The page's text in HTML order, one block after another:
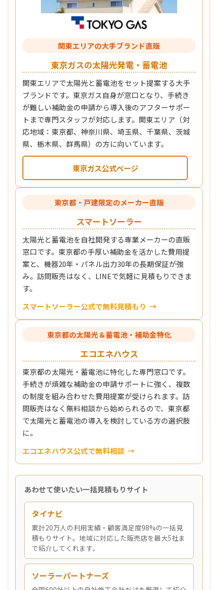
関東エリアの大手ブランド直販
東京ガスの太陽光発電・蓄電池
関東エリアで太陽光と蓄電池をセット提案する大手
ブランドです。東京ガス自身が窓口となり、手続き
が難しい補助金の申請から導入後のアフターサポー
トまで専門スタッフが対応します。関東エリア（対
応地域：東京都、神奈川県、埼玉県、千葉県、茨城
県、栃木県、群馬県）の方に向いています。
東京ガス公式ページ
東京都・戸建限定のメーカー直販
スマートソーラー
太陽光と蓄電池を自社開発する専業メーカーの直販
窓口です。東京都の手厚い補助金を活かした費用提
案と、機器20年・パネル出力30年の長期保証が強
み。訪問販売はなく、LINEで気軽に見積もりできま
す。
スマートソーラー公式で無料見積もり
東京都の太陽光＆蓄電池・補助金特化
エコエネハウス
東京都の太陽光・蓄電池に特化した専門窓口です。
手続きが煩雑な補助金の申請サポートに強く、複数
の制度を組み合わせた費用提案が受けられます。訪
問販売はなく無料相談から始められるので、東京都
で太陽光と蓄電池の導入を検討している方の選択肢
に。
エコエネハウス公式で無料相談
あわせて使いたい一括見積もりサイト
タイナビ
累計20万人の利用実績・顧客満足度98%の一括見
積もりサイト。地域に対応した販売店を最大5社ま
で紹介してくれます。
ソーラーパートナーズ